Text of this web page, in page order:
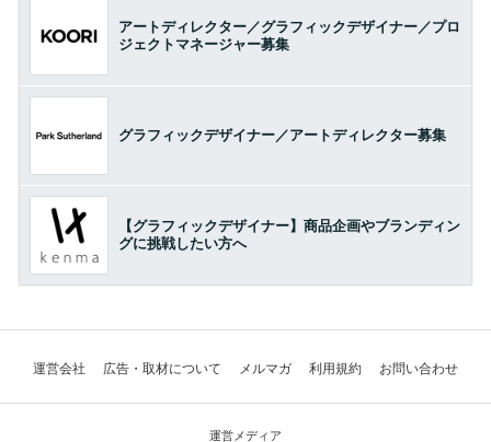
アートディレクター／グラフィックデザイナー／プロ
ジェクトマネージャー募集
グラフィックデザイナー／アートディレクター募集
【グラフィックデザイナー】商品企画やブランディン
グに挑戦したい方へ
運営会社 広告・取材について メルマガ 利用規約 お問い合わせ
運営メディア